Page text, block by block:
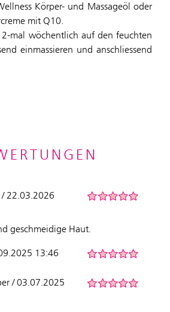
Körper- und Massageöl oder
mit Q10.
mal wöchentlich auf den feuchten
einmassieren und anschliessend
/ 22.03.2026
geschmeidige Haut.
13:46
/ 03.07.2025